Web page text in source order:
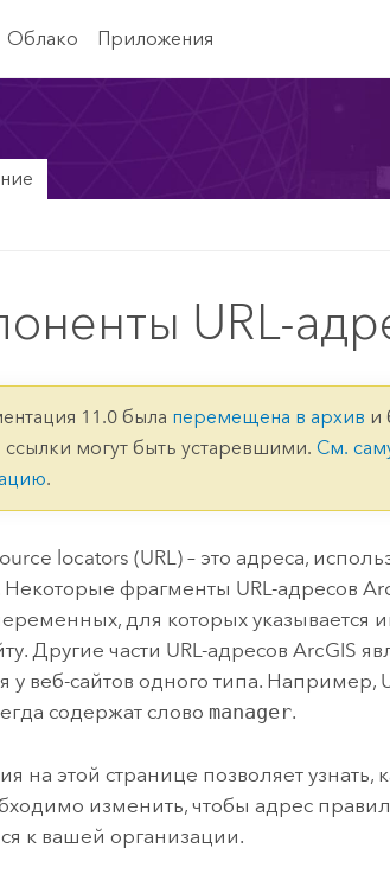
Облако Приложения
URL-
11.0 была перемещена в архив и
ссылки могут быть устаревшими.См.
.
locators (URL) – это адреса,
Некоторые фрагменты URL-адресов
для которых указывается
Другие части URL-адресов ArcGIS
у веб-сайтов одного типа. Например,
содержат слово manager.
на этой странице позволяет узнать,
изменить, чтобы адрес
к вашей организации.